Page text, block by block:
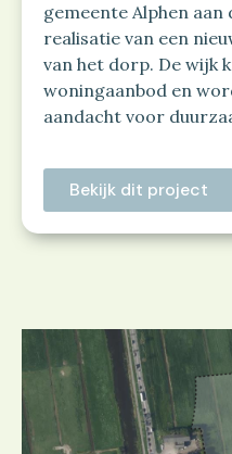
gemeente Alphen
realisatie van een
van het dorp. De wijk
woningaanbod en
aandacht voor
Bekijk dit project